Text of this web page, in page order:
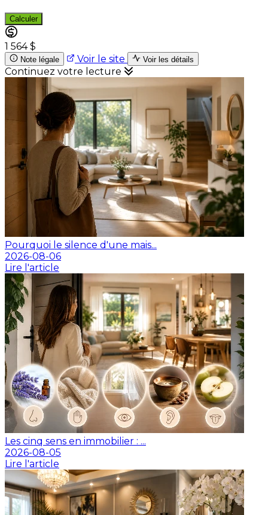
Calculer
1 564 $
Note légale Voir le site Voir les détails
Continuez votre lecture
Pourquoi le silence d'une mais...
2026-08-06
Lire l'article
Les cinq sens en immobilier : ...
2026-08-05
Lire l'article